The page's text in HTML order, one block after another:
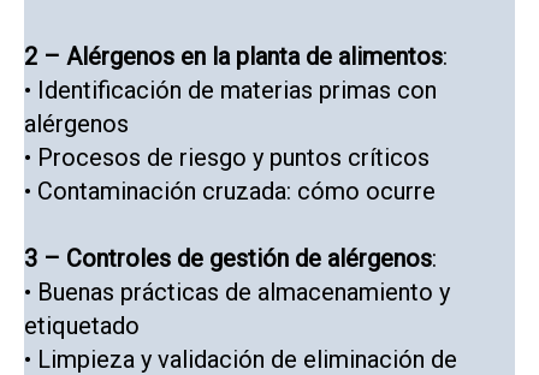
2 – Alérgenos en la planta de alimentos:
• Identificación de materias primas con
alérgenos
• Procesos de riesgo y puntos críticos
• Contaminación cruzada: cómo ocurre
3 – Controles de gestión de alérgenos:
• Buenas prácticas de almacenamiento y
etiquetado
• Limpieza y validación de eliminación de